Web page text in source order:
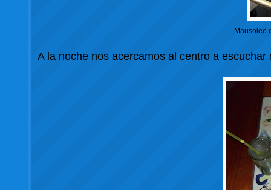
Mausoleo
A la noche nos acercamos al centro a